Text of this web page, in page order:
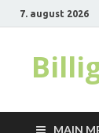
7. august 2026
MAIN